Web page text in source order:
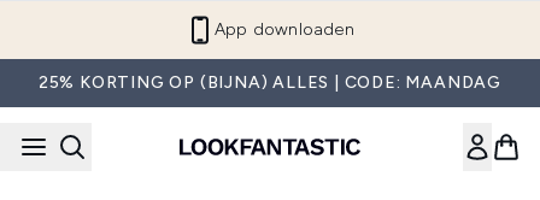
App downloaden
25% KORTING OP (BIJNA) ALLES | CODE: MAANDAG